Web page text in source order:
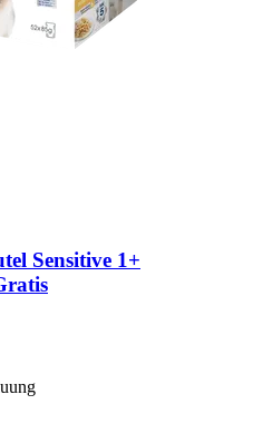
Sensitive 1+